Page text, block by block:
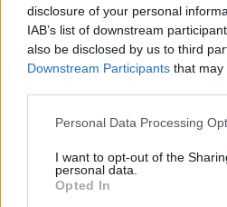
disclosure of your personal
IAB’s list of downstream
also be disclosed by us to third
Downstream Participants that may
Please note that this website/app
not limited to your visit or usage
grant or deny consent to Google
use your data for below specified
Personal Data Processing
I want to opt-out of the
personal data.
Opted In